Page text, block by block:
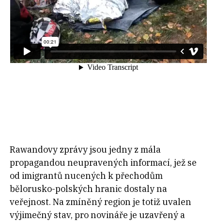
Rawandovy zprávy jsou jedny z mála
propagandou neupravených informací, jež se
od imigrantů nucených k přechodům
bělorusko-polských hranic dostaly na
veřejnost. Na zmíněný region je totiž uvalen
výjimečný stav, pro novináře je uzavřený a